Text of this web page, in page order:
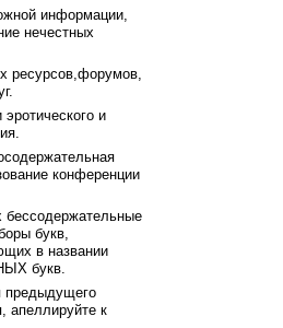
информации,
нечестных
ресурсов,форумов,
и
конференции
беcсодержательные
букв,
в названии
букв.
предыдущего
апеллируйте к